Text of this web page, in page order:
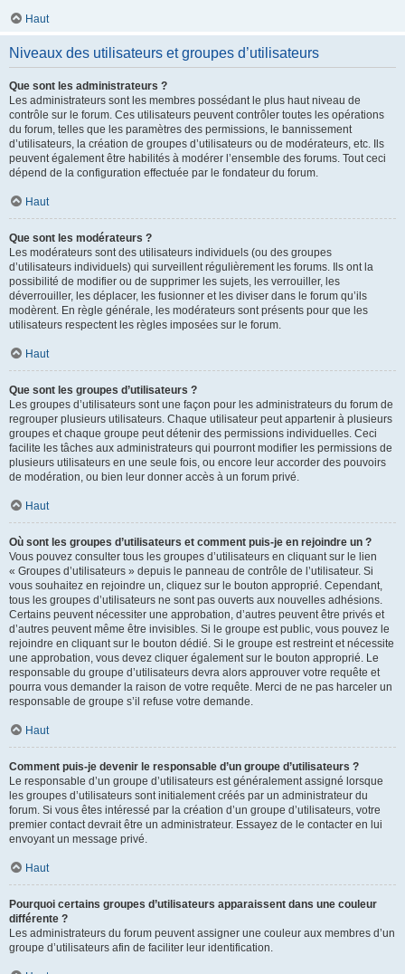
Haut
Niveaux des utilisateurs et groupes d’utilisateurs
Que sont les administrateurs ?
Les administrateurs sont les membres possédant le plus haut niveau de
contrôle sur le forum. Ces utilisateurs peuvent contrôler toutes les opérations
du forum, telles que les paramètres des permissions, le bannissement
d’utilisateurs, la création de groupes d’utilisateurs ou de modérateurs, etc. Ils
peuvent également être habilités à modérer l’ensemble des forums. Tout ceci
dépend de la configuration effectuée par le fondateur du forum.
Haut
Que sont les modérateurs ?
Les modérateurs sont des utilisateurs individuels (ou des groupes
d’utilisateurs individuels) qui surveillent régulièrement les forums. Ils ont la
possibilité de modifier ou de supprimer les sujets, les verrouiller, les
déverrouiller, les déplacer, les fusionner et les diviser dans le forum qu’ils
modèrent. En règle générale, les modérateurs sont présents pour que les
utilisateurs respectent les règles imposées sur le forum.
Haut
Que sont les groupes d’utilisateurs ?
Les groupes d’utilisateurs sont une façon pour les administrateurs du forum de
regrouper plusieurs utilisateurs. Chaque utilisateur peut appartenir à plusieurs
groupes et chaque groupe peut détenir des permissions individuelles. Ceci
facilite les tâches aux administrateurs qui pourront modifier les permissions de
plusieurs utilisateurs en une seule fois, ou encore leur accorder des pouvoirs
de modération, ou bien leur donner accès à un forum privé.
Haut
Où sont les groupes d’utilisateurs et comment puis-je en rejoindre un ?
Vous pouvez consulter tous les groupes d’utilisateurs en cliquant sur le lien
« Groupes d’utilisateurs » depuis le panneau de contrôle de l’utilisateur. Si
vous souhaitez en rejoindre un, cliquez sur le bouton approprié. Cependant,
tous les groupes d’utilisateurs ne sont pas ouverts aux nouvelles adhésions.
Certains peuvent nécessiter une approbation, d’autres peuvent être privés et
d’autres peuvent même être invisibles. Si le groupe est public, vous pouvez le
rejoindre en cliquant sur le bouton dédié. Si le groupe est restreint et nécessite
une approbation, vous devez cliquer également sur le bouton approprié. Le
responsable du groupe d’utilisateurs devra alors approuver votre requête et
pourra vous demander la raison de votre requête. Merci de ne pas harceler un
responsable de groupe s’il refuse votre demande.
Haut
Comment puis-je devenir le responsable d’un groupe d’utilisateurs ?
Le responsable d’un groupe d’utilisateurs est généralement assigné lorsque
les groupes d’utilisateurs sont initialement créés par un administrateur du
forum. Si vous êtes intéressé par la création d’un groupe d’utilisateurs, votre
premier contact devrait être un administrateur. Essayez de le contacter en lui
envoyant un message privé.
Haut
Pourquoi certains groupes d’utilisateurs apparaissent dans une couleur
différente ?
Les administrateurs du forum peuvent assigner une couleur aux membres d’un
groupe d’utilisateurs afin de faciliter leur identification.